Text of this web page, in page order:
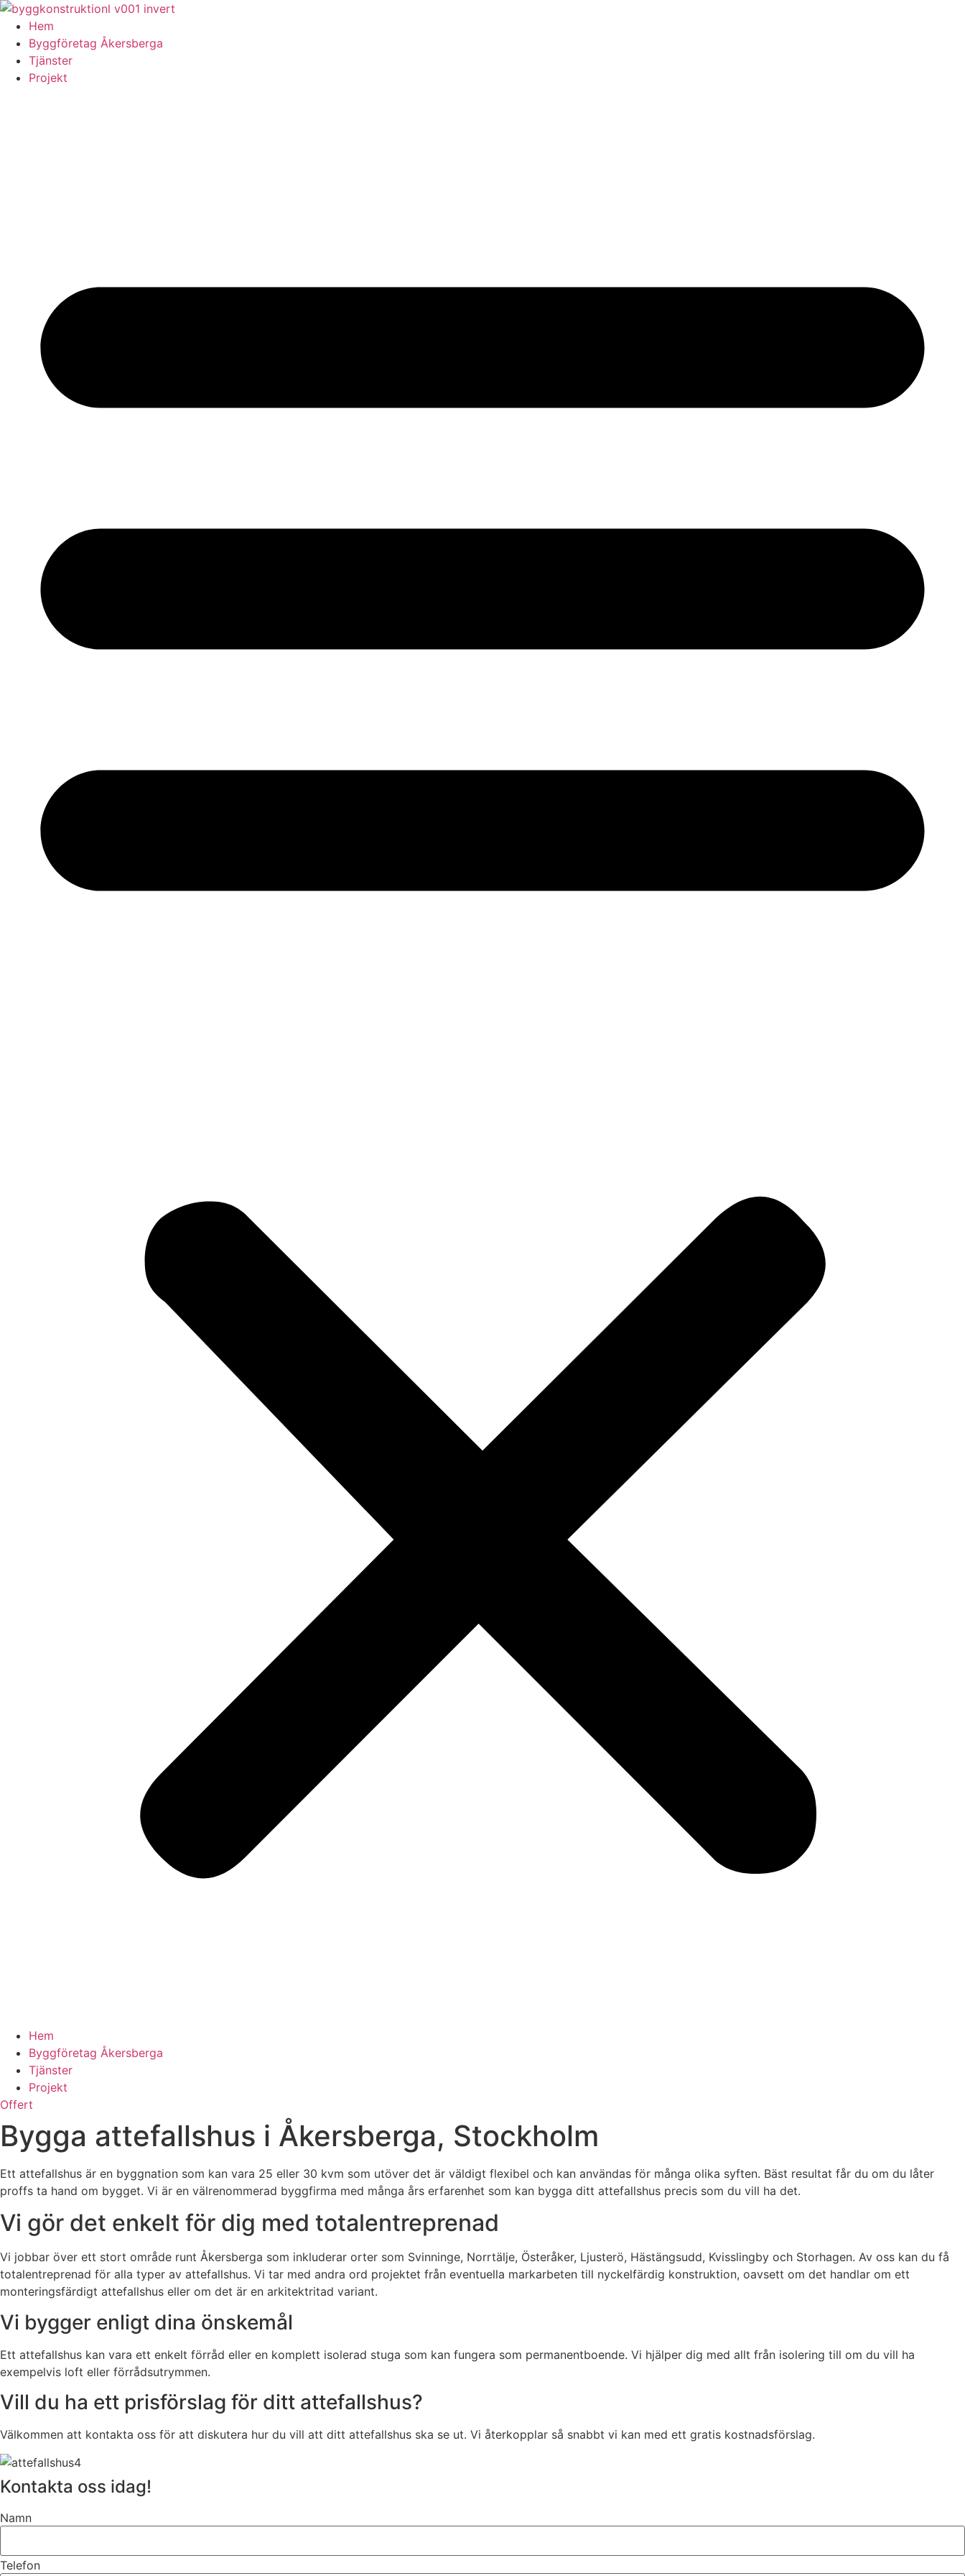
Skip
content
Hem
Byggföretag Åkersberga
Tjänster
Projekt
Hem
Byggföretag Åkersberga
Tjänster
Projekt
Offert
Bygga attefallshus i Åkersberga, Stockholm
Ett attefallshus är en byggnation som kan vara 25 eller 30 kvm som utöver det är väldigt flexibel och kan användas för många olika syften. Bäst resultat får du om du låter
proffs ta hand om bygget. Vi är en välrenommerad byggfirma med många års erfarenhet som kan bygga ditt attefallshus precis som du vill ha det.
Vi gör det enkelt för dig med totalentreprenad
Vi jobbar över ett stort område runt Åkersberga som inkluderar orter som Svinninge, Norrtälje, Österåker, Ljusterö, Hästängsudd, Kvisslingby och Storhagen. Av oss kan du få
totalentreprenad för alla typer av attefallshus. Vi tar med andra ord projektet från eventuella markarbeten till nyckelfärdig konstruktion, oavsett om det handlar om ett
monteringsfärdigt attefallshus eller om det är en arkitektritad variant.
Vi bygger enligt dina önskemål
Ett attefallshus kan vara ett enkelt förråd eller en komplett isolerad stuga som kan fungera som permanentboende. Vi hjälper dig med allt från isolering till om du vill ha
exempelvis loft eller förrådsutrymmen.
Vill du ha ett prisförslag för ditt attefallshus?
Välkommen att kontakta oss för att diskutera hur du vill att ditt attefallshus ska se ut. Vi återkopplar så snabbt vi kan med ett gratis kostnadsförslag.
Kontakta oss idag!
Namn
Telefon